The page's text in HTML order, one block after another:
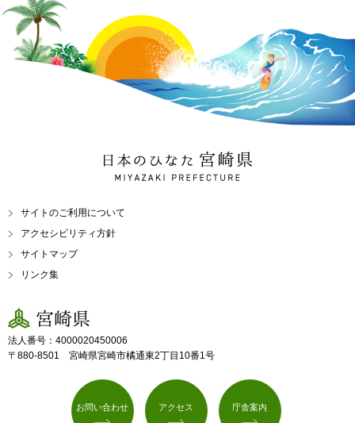
日本のひなた 宮崎県
MIYAZAKI PREFECTURE
サイトのご利用について
アクセシビリティ方針
サイトマップ
リンク集
宮崎県
法人番号：4000020450006
〒880-8501 宮崎県宮崎市橘通東2丁目10番1号
お問い合わせ アクセス 庁舎案内